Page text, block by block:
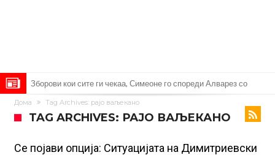
Реал Мадрид ја прекинува потрагата по нов играч за врска
Мекгрегор успешно опериран: Коленото е средено, се враќам
Ханси Флик не жали долго за Араухо, туку брзо најде замена во
англиската Премиер лига
Играч на Барселона бесен го напушти тренингот по
Дома Tag Archives: рајо ваљекано
TAG ARCHIVES: РАЈО ВАЉЕКАНО
Се појави опција: Ситуацијата на Димитриевски